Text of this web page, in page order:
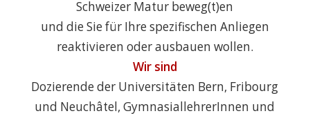
Schweizer Matur beweg(t)en
und die Sie für Ihre spezifischen Anliegen
reaktivieren oder ausbauen wollen.
Wir sind
Dozierende der Universitäten Bern, Fribourg
und Neuchâtel, GymnasiallehrerInnen und